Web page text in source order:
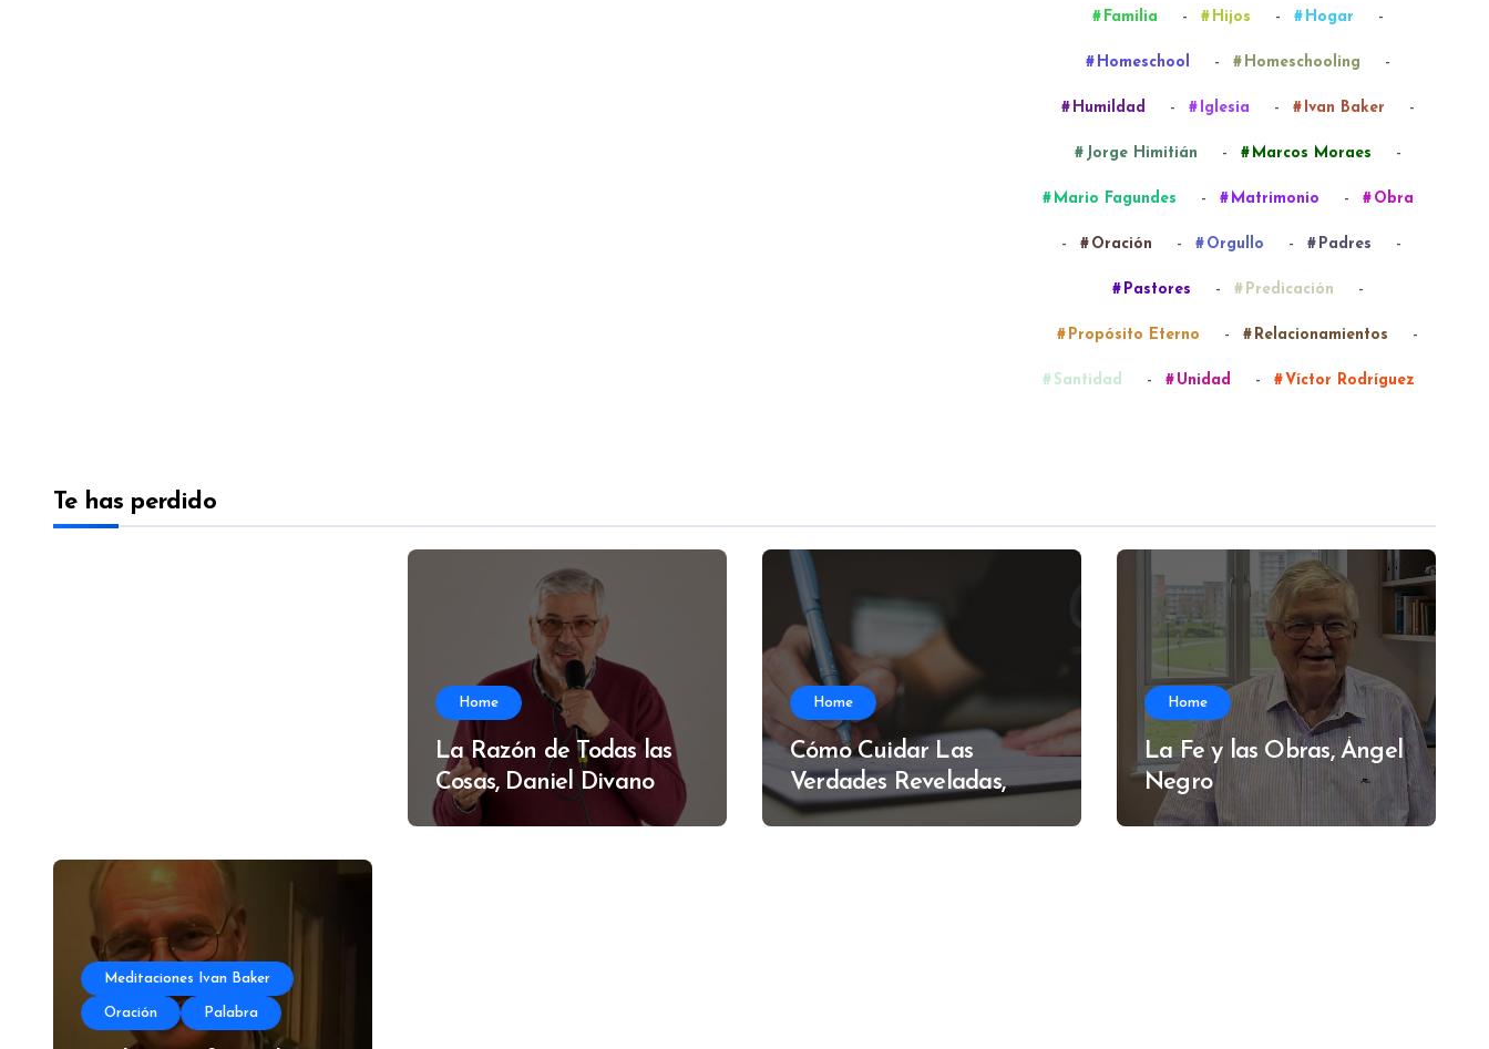
Familia - Hijos - Hogar -
Homeschool - Homeschooling -
Humildad - Iglesia - Ivan Baker -
Jorge Himitián - Marcos Moraes -
Mario Fagundes - Matrimonio - Obra
- Oración - Orgullo - Padres -
Pastores - Predicación -
Propósito Eterno - Relacionamientos -
Santidad - Unidad - Víctor Rodríguez
Te has perdido
Home
La Razón de Todas las
Cosas, Daniel Divano
Home
Cómo Cuidar Las
Verdades Reveladas,
Alfredo Muzzi
Home
La Fe y las Obras, Ángel
Negro
Meditaciones Ivan Baker
Oración Palabra